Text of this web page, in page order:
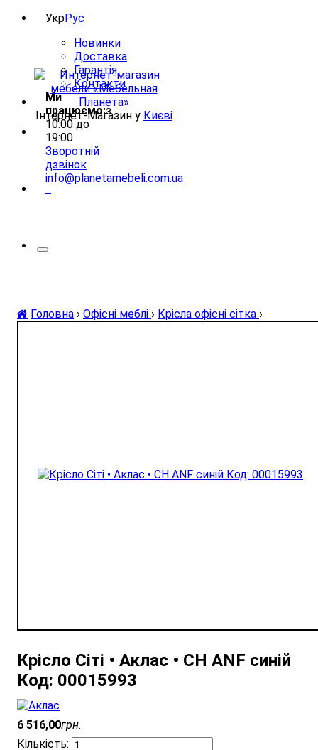
УкрРус
Новинки
Доставка
Гарантія
Контакти
Ми
працюємо:з
10:00 до
19:00
Зворотній
дзвінок
info@planetamebeli.com.ua
Інтернет-Магазин у Києві
Головна › Офісні меблі › Крісла офісні сітка ›
Крісло Сіті • Аклас • CH ANF синій
Код: 00015993
6 516,00грн.